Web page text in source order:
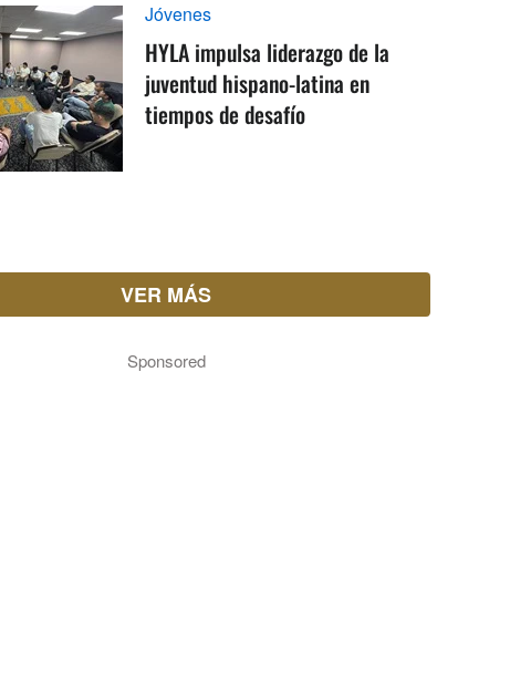
Jóvenes
HYLA impulsa liderazgo de la
juventud hispano-latina en
tiempos de desafío
VER MÁS
Sponsored